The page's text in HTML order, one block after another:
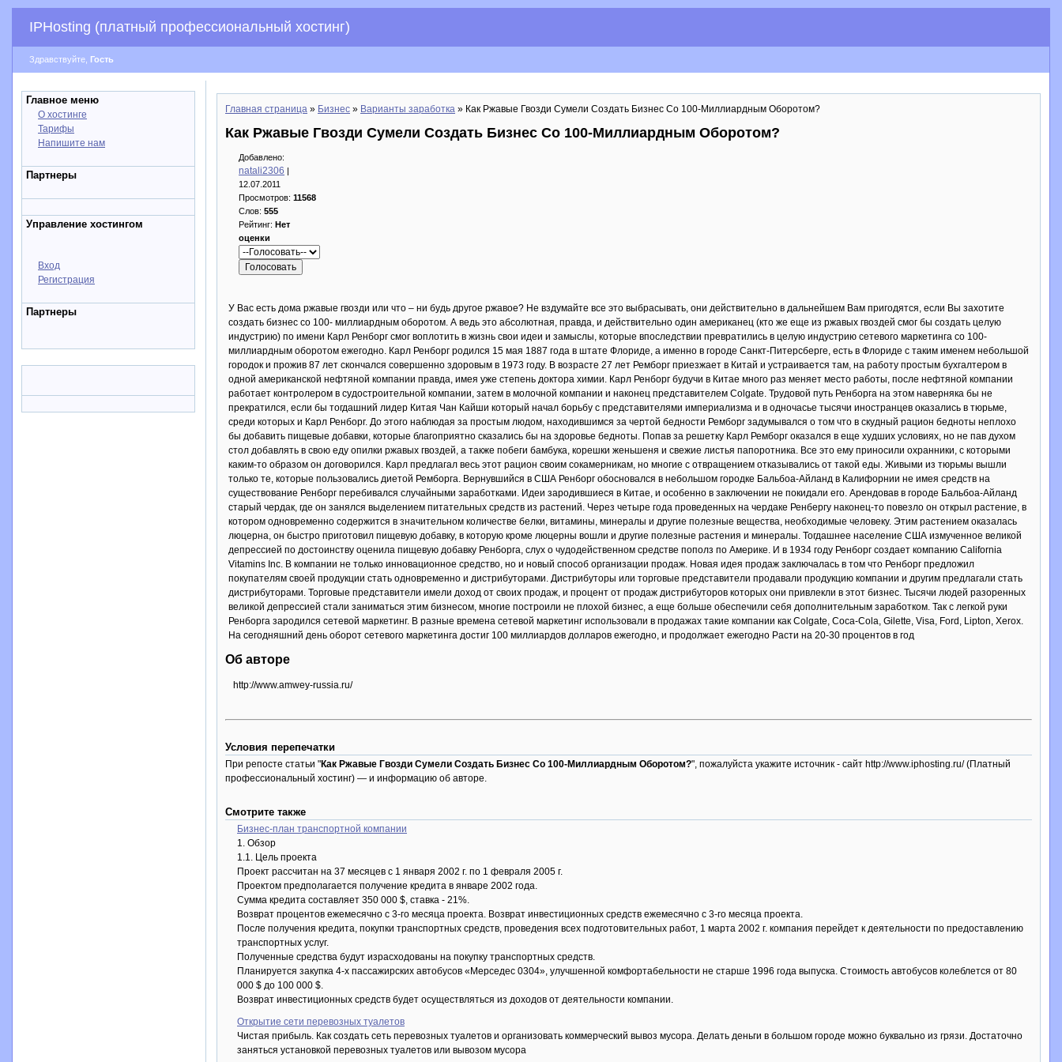
IPHosting (платный профессиональный хостинг)
Здравствуйте, Гость
Главное меню
О хостинге
Тарифы
Напишите нам
Партнеры
Управление хостингом
Вход
Регистрация
Партнеры
Главная страница » Бизнес » Варианты заработка » Как Ржавые Гвозди Сумели Создать Бизнес Со 100-Миллиардным Оборотом?
Как Ржавые Гвозди Сумели Создать Бизнес Со 100-Миллиардным Оборотом?
Добавлено:
natali2306 |
12.07.2011
Просмотров: 11568
Слов: 555
Рейтинг: Нет
оценки
У Вас есть дома ржавые гвозди или что – ни будь другое ржавое? Не вздумайте все это выбрасывать, они действительно в дальнейшем Вам пригодятся, если Вы захотите
создать бизнес со 100- миллиардным оборотом. А ведь это абсолютная, правда, и действительно один американец (кто же еще из ржавых гвоздей смог бы создать целую
индустрию) по имени Карл Ренборг смог воплотить в жизнь свои идеи и замыслы, которые впоследствии превратились в целую индустрию сетевого маркетинга со 100-
миллиардным оборотом ежегодно. Карл Ренборг родился 15 мая 1887 года в штате Флориде, а именно в городе Санкт-Питерсберге, есть в Флориде с таким именем небольшой
городок и прожив 87 лет скончался совершенно здоровым в 1973 году. В возрасте 27 лет Ремборг приезжает в Китай и устраивается там, на работу простым бухгалтером в
одной американской нефтяной компании правда, имея уже степень доктора химии. Карл Ренборг будучи в Китае много раз меняет место работы, после нефтяной компании
работает контролером в судостроительной компании, затем в молочной компании и наконец представителем Colgate. Трудовой путь Ренборга на этом наверняка бы не
прекратился, если бы тогдашний лидер Китая Чан Кайши который начал борьбу с представителями империализма и в одночасье тысячи иностранцев оказались в тюрьме,
среди которых и Карл Ренборг. До этого наблюдая за простым людом, находившимся за чертой бедности Ремборг задумывался о том что в скудный рацион бедноты неплохо
бы добавить пищевые добавки, которые благоприятно сказались бы на здоровье бедноты. Попав за решетку Карл Ремборг оказался в еще худших условиях, но не пав духом
стол добавлять в свою еду опилки ржавых гвоздей, а также побеги бамбука, корешки женьшеня и свежие листья папоротника. Все это ему приносили охранники, с которыми
каким-то образом он договорился. Карл предлагал весь этот рацион своим сокамерникам, но многие с отвращением отказывались от такой еды. Живыми из тюрьмы вышли
только те, которые пользовались диетой Ремборга. Вернувшийся в США Ренборг обосновался в небольшом городке Бальбоа-Айланд в Калифорнии не имея средств на
существование Ренборг перебивался случайными заработками. Идеи зародившиеся в Китае, и особенно в заключении не покидали его. Арендовав в городе Бальбоа-Айланд
старый чердак, где он занялся выделением питательных средств из растений. Через четыре года проведенных на чердаке Ренбергу наконец-то повезло он открыл растение, в
котором одновременно содержится в значительном количестве белки, витамины, минералы и другие полезные вещества, необходимые человеку. Этим растением оказалась
люцерна, он быстро приготовил пищевую добавку, в которую кроме люцерны вошли и другие полезные растения и минералы. Тогдашнее население США измученное великой
депрессией по достоинству оценила пищевую добавку Ренборга, слух о чудодейственном средстве пополз по Америке. И в 1934 году Ренборг создает компанию California
Vitamins Inc. В компании не только инновационное средство, но и новый способ организации продаж. Новая идея продаж заключалась в том что Ренборг предложил
покупателям своей продукции стать одновременно и дистрибуторами. Дистрибуторы или торговые представители продавали продукцию компании и другим предлагали стать
дистрибуторами. Торговые представители имели доход от своих продаж, и процент от продаж дистрибуторов которых они привлекли в этот бизнес. Тысячи людей разоренных
великой депрессией стали заниматься этим бизнесом, многие построили не плохой бизнес, а еще больше обеспечили себя дополнительным заработком. Так с легкой руки
Ренборга зародился сетевой маркетинг. В разные времена сетевой маркетинг использовали в продажах такие компании как Colgate, Coca-Cola, Gilette, Visa, Ford, Lipton, Xerox.
На сегодняшний день оборот сетевого маркетинга достиг 100 миллиардов долларов ежегодно, и продолжает ежегодно Расти на 20-30 процентов в год
Об авторе
http://www.amwey-russia.ru/
Условия перепечатки
При репосте статьи "Как Ржавые Гвозди Сумели Создать Бизнес Со 100-Миллиардным Оборотом?", пожалуйста укажите источник - сайт http://www.iphosting.ru/ (Платный
профессиональный хостинг) — и информацию об авторе.
Смотрите также
Бизнес-план транспортной компании
1. Обзор
1.1. Цель проекта
Проект рассчитан на 37 месяцев с 1 января 2002 г. по 1 февраля 2005 г.
Проектом предполагается получение кредита в январе 2002 года.
Сумма кредита составляет 350 000 $, ставка - 21%.
Возврат процентов ежемесячно с 3-го месяца проекта. Возврат инвестиционных средств ежемесячно с 3-го месяца проекта.
После получения кредита, покупки транспортных средств, проведения всех подготовительных работ, 1 марта 2002 г. компания перейдет к деятельности по предоставлению
транспортных услуг.
Полученные средства будут израсходованы на покупку транспортных средств.
Планируется закупка 4-х пассажирских автобусов «Мерседес 0304», улучшенной комфортабельности не старше 1996 года выпуска. Стоимость автобусов колеблется от 80
000 $ до 100 000 $.
Возврат инвестиционных средств будет осуществляться из доходов от деятельности компании.
Открытие сети перевозных туалетов
Чистая прибыль. Как создать сеть перевозных туалетов и организовать коммерческий вывоз мусора. Делать деньги в большом городе можно буквально из грязи. Достаточно
заняться установкой перевозных туалетов или вывозом мусора